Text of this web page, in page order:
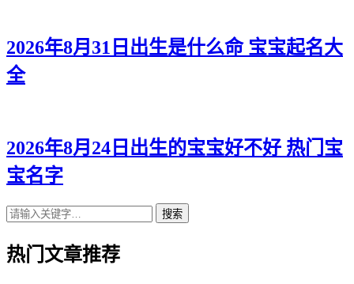
娇妤、萱万、采媛、道译、云天
2026年8月31日出生是什么命 宝宝起名大
全
2026年8月24日出生的宝宝好不好 热门宝
宝名字
搜索
热门文章推荐